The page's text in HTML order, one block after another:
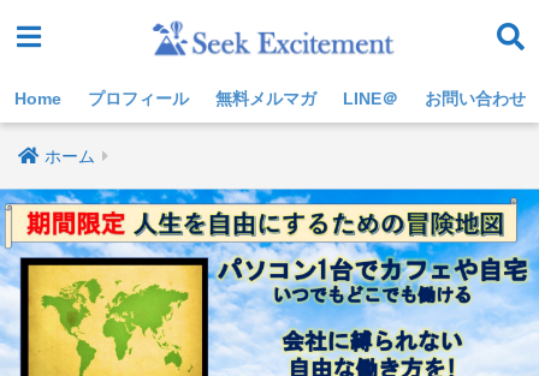
Home プロフィール 無料メルマガ LINE＠ お問い合わせ
ホーム